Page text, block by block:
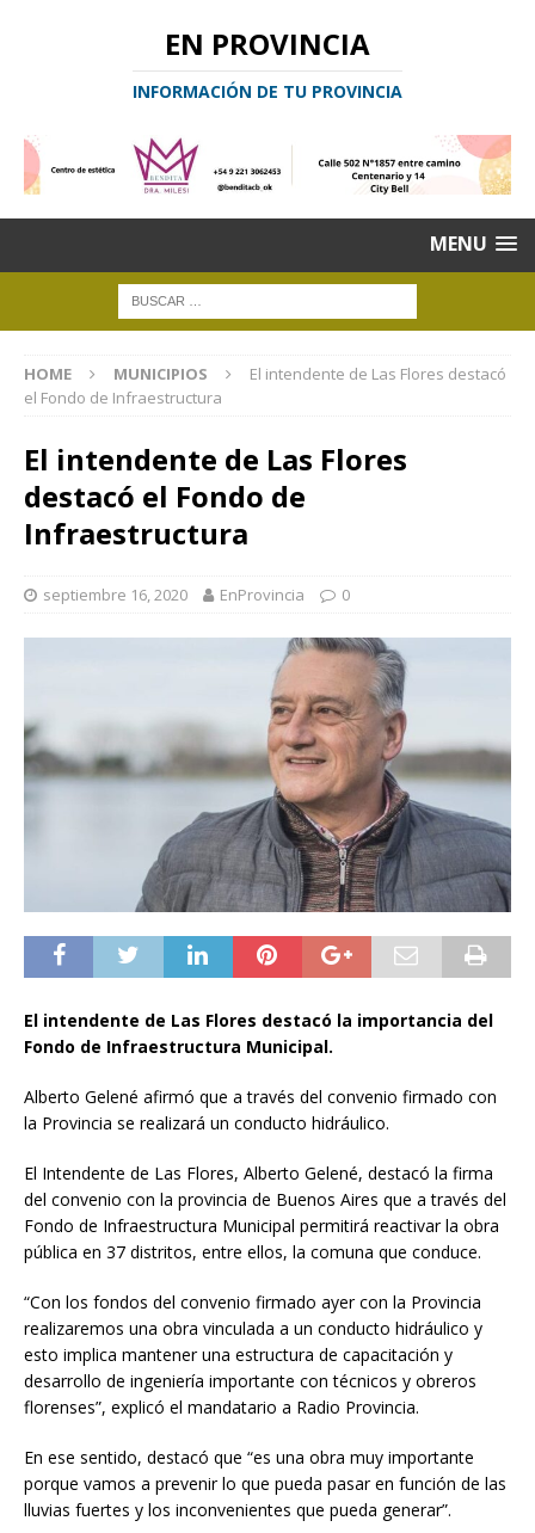
EN PROVINCIA
INFORMACIÓN DE TU PROVINCIA
MENU
HOME MUNICIPIOS
El intendente de Las Flores destacó
el Fondo de Infraestructura
El intendente de Las Flores
destacó el Fondo de
Infraestructura
septiembre 16, 2020 EnProvincia 0
El intendente de Las Flores destacó la importancia del
Fondo de Infraestructura Municipal.
Alberto Gelené afirmó que a través del convenio firmado con
la Provincia se realizará un conducto hidráulico.
El Intendente de Las Flores, Alberto Gelené, destacó la firma
del convenio con la provincia de Buenos Aires que a través del
Fondo de Infraestructura Municipal permitirá reactivar la obra
pública en 37 distritos, entre ellos, la comuna que conduce.
“Con los fondos del convenio firmado ayer con la Provincia
realizaremos una obra vinculada a un conducto hidráulico y
esto implica mantener una estructura de capacitación y
desarrollo de ingeniería importante con técnicos y obreros
florenses”, explicó el mandatario a Radio Provincia.
En ese sentido, destacó que “es una obra muy importante
porque vamos a prevenir lo que pueda pasar en función de las
lluvias fuertes y los inconvenientes que pueda generar”.